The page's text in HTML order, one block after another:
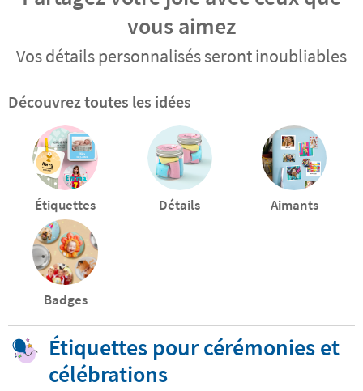
vous aimez
Vos détails personnalisés seront inoubliables
Découvrez toutes les idées
Étiquettes Détails Aimants
Badges
Étiquettes pour cérémonies et
célébrations